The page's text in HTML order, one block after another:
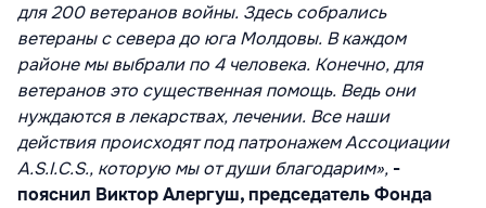
для 200 ветеранов войны. Здесь собрались
ветераны с севера до юга Молдовы. В каждом
районе мы выбрали по 4 человека. Конечно, для
ветеранов это существенная помощь. Ведь они
нуждаются в лекарствах, лечении. Все наши
действия происходят под патронажем Ассоциации
A.S.I.C.S., которую мы от души благодарим», -
пояснил Виктор Алергуш, председатель Фонда